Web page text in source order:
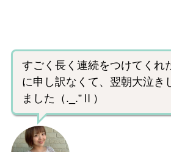
すごく長く連続をつけてくれ
に申し訳なくて、翌朝大泣き
ました（._.”Ⅱ）